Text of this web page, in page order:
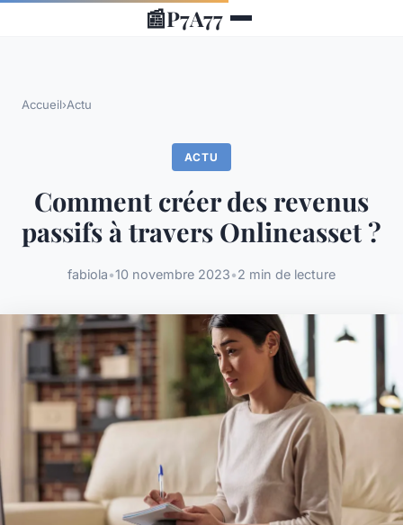
📰P7A77
Accueil›Actu
ACTU
Comment créer des revenus
passifs à travers Onlineasset ?
fabiola•10 novembre 2023•2 min de lecture